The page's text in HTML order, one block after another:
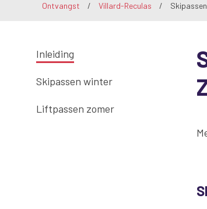
Ontvangst / Villard-Reculas / Skipassen
Inleiding
Skipassen winter
Liftpassen zomer